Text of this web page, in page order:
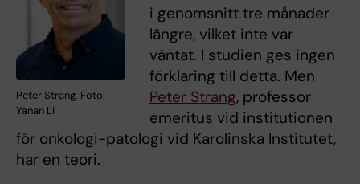
Peter Strang. Foto:
Yanan Li
i genomsnitt tre månader
längre, vilket inte var
väntat. I studien ges ingen
förklaring till detta. Men
Peter Strang, professor
emeritus vid institutionen
för onkologi-patologi vid Karolinska Institutet,
har en teori.